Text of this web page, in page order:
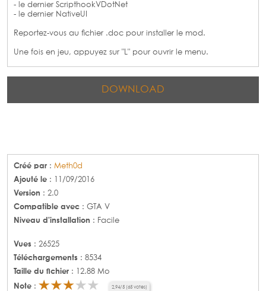
- le dernier ScripthookVDotNet
- le dernier NativeUI
Reportez-vous au fichier .doc pour installer le mod.
Une fois en jeu, appuyez sur "L" pour ouvrir le menu.
DOWNLOAD
Créé par : Meth0d
Ajouté le : 11/09/2016
Version : 2.0
Compatible avec : GTA V
Niveau d'installation : Facile
Vues : 26525
Téléchargements : 8534
Taille du fichier : 12.88 Mo
Note : 2,94/5 65 votes)